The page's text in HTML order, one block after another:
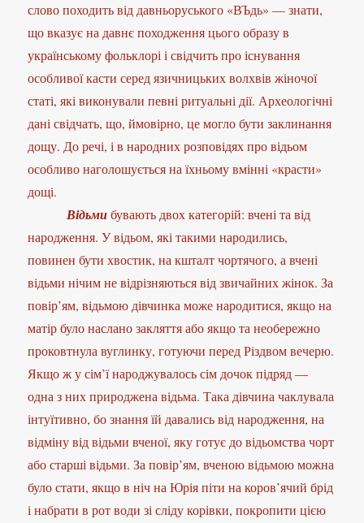
слово походить від давньоруського «ВЪдь» — знати,
що вказує на давнє походження цього образу в
українському фольклорі і свідчить про існування
особливої касти серед язичницьких волхвів жіночої
статі, які виконували певні ритуальні дії. Археологічні
дані свідчать, що, ймовірно, це могло бути заклинання
дощу. До речі, і в народних розповідях про відьом
особливо наголошується на їхньому вмінні «красти»
дощі.
Відьмибувають двох категорій: вчені та від
народження. У відьом, які такими народились,
повинен бути хвостик, на кшталт чортячого, а вчені
відьми нічим не відрізняються від звичайних жінок. За
повір’ям, відьмою дівчинка може народитися, якщо на
матір було наслано закляття або якщо та необережно
проковтнула вуглинку, готуючи перед Різдвом вечерю.
Якщо ж у сім’ї народжувалось сім дочок підряд —
одна з них природжена відьма. Така дівчина чаклувала
інтуїтивно, бо знання їй давались від народження, на
відміну від відьми вченої, яку готує до відьомства чорт
або старші відьми. За повір’ям, вченою відьмою можна
було стати, якщо в ніч на Юрія піти на коров’ячий брід
і набрати в рот води зі сліду корівки, покропити цією